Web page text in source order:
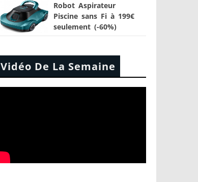
Robot Aspirateur
Piscine sans Fi à 199€
seulement (-60%)
Vidéo De La Semaine